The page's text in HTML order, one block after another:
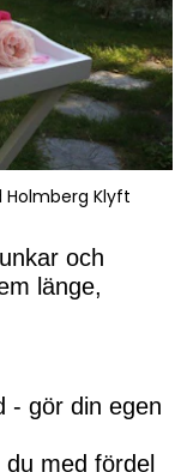
Klyft
och
länge,
- gör din egen
med fördel